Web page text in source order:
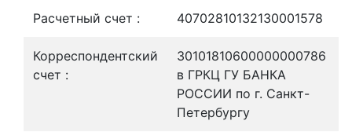
Расчетный счет : 40702810132130001578
Корреспондентский
счет :
30101810600000000786
в ГРКЦ ГУ БАНКА
РОССИИ по г. Санкт-
Петербургу